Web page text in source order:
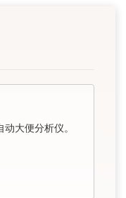
大便分析仪。